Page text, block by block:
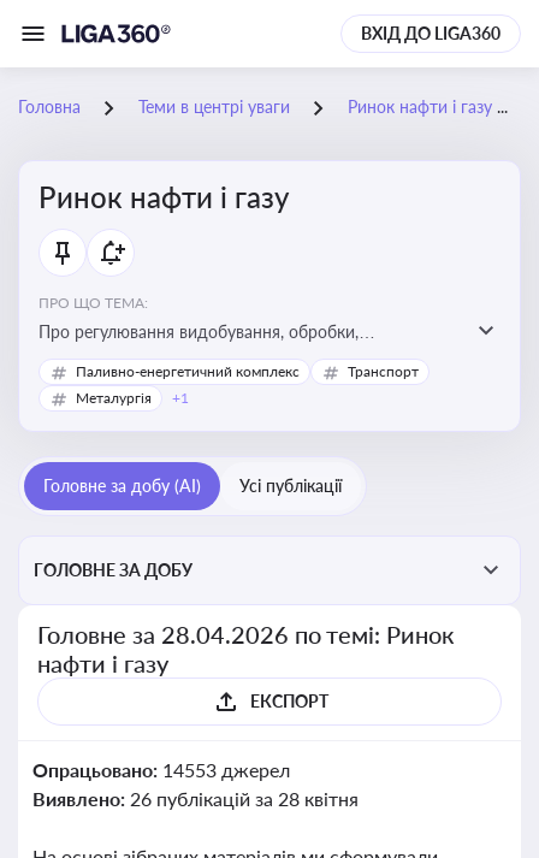
ВХІД ДО LIGA360
Головна Теми в центрі уваги Ринок нафти і газу
Ринок нафти і газу
ПРО ЩО ТЕМА:
Про регулювання видобування, обробки,
транспортування та реалізації нафти й природного
газу, що критично важливо для енергетичної безпеки,
Паливно-енергетичний комплекс
Транспорт
Металургія
+1
Головне за добу (AI) Усі публікації
ГОЛОВНЕ ЗА ДОБУ
Головне за 28.04.2026 по темі: Ринок
нафти і газу
ЕКСПОРТ
Опрацьовано: 14553 джерел
Виявлено: 26 публікацій за 28 квітня